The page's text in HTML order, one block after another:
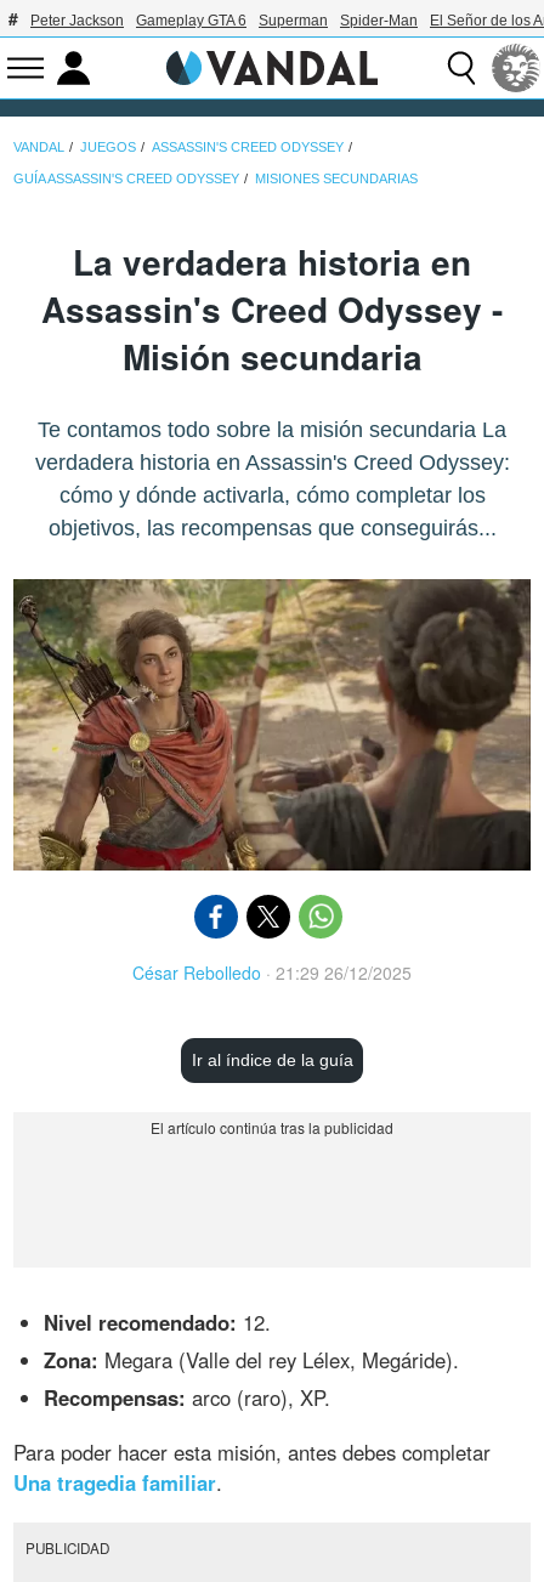
Peter Jackson Gameplay GTA 6 Superman Spider-Man El Señor de los
VANDAL JUEGOS ASSASSIN'S CREED ODYSSEY
GUÍA ASSASSIN'S CREED ODYSSEY MISIONES SECUNDARIAS
La verdadera historia en
Assassin's Creed Odyssey -
Misión secundaria
Te contamos todo sobre la misión secundaria La
verdadera historia en Assassin's Creed Odyssey:
cómo y dónde activarla, cómo completar los
objetivos, las recompensas que conseguirás...
César Rebolledo · 21:29 26/12/2025
Ir al índice de la guía
Nivel recomendado: 12.
Zona: Megara (Valle del rey Lélex, Megáride).
Recompensas: arco (raro), XP.
Para poder hacer esta misión, antes debes completar
Una tragedia familiar.
PUBLICIDAD